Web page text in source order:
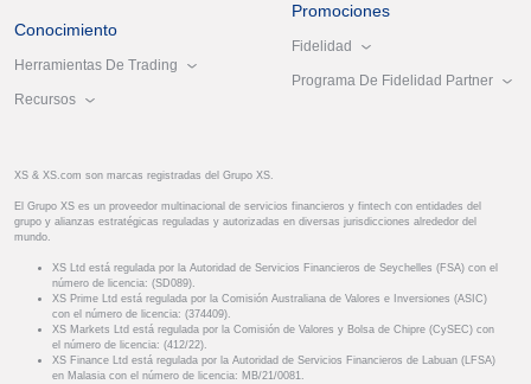
Conocimiento
Herramientas De Trading
Recursos
Promociones
Fidelidad
Programa De Fidelidad Partner
XS & XS.com son marcas registradas del Grupo XS.
El Grupo XS es un proveedor multinacional de servicios financieros y fintech con entidades del
grupo y alianzas estratégicas reguladas y autorizadas en diversas jurisdicciones alrededor del
mundo.
XS Ltd está regulada por la Autoridad de Servicios Financieros de Seychelles (FSA) con el
número de licencia: (SD089).
XS Prime Ltd está regulada por la Comisión Australiana de Valores e Inversiones (ASIC)
con el número de licencia: (374409).
XS Markets Ltd está regulada por la Comisión de Valores y Bolsa de Chipre (CySEC) con
el número de licencia: (412/22).
XS Finance Ltd está regulada por la Autoridad de Servicios Financieros de Labuan (LFSA)
en Malasia con el número de licencia: MB/21/0081.